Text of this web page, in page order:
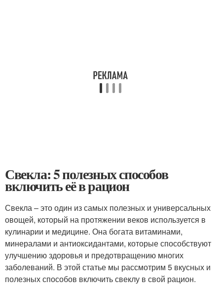
Свекла: 5 полезных способов
включить её в рацион
Свекла – это один из самых полезных и универсальных
овощей, который на протяжении веков используется в
кулинарии и медицине. Она богата витаминами,
минералами и антиоксидантами, которые способствуют
улучшению здоровья и предотвращению многих
заболеваний. В этой статье мы рассмотрим 5 вкусных и
полезных способов включить свеклу в свой рацион.